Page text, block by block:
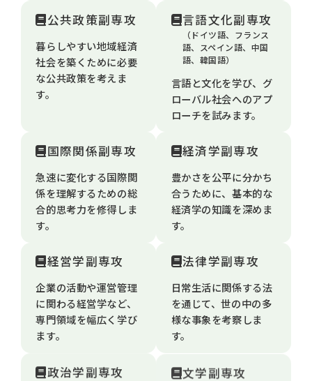
公共政策副専攻
暮らしやすい地域経済
社会を築くために必要
な公共政策を考えま
す。
言語文化副専攻
（ドイツ語、フランス
語、スペイン語、中国
語、韓国語）
言語と文化を学び、グ
ローバル社会へのアプ
ローチを試みます。
国際関係副専攻
急速に変化する国際関
係を理解するための総
合的思考力を修得しま
す。
経済学副専攻
豊かさを公平に分かち
合うために、基本的な
経済学の知識を深めま
す。
経営学副専攻
企業の活動や運営管理
に関わる経営学など、
専門領域を幅広く学び
ます。
法律学副専攻
日常生活に関係する法
を通じて、世の中の多
様な事象を考察しま
す。
政治学副専攻 文学副専攻